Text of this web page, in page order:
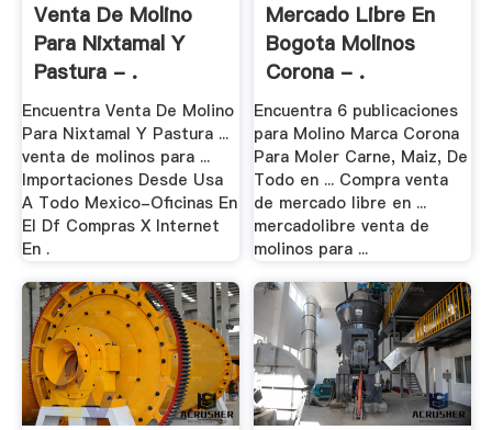
Venta De Molino
Para Nixtamal Y
Pastura - .
Encuentra Venta De Molino
Para Nixtamal Y Pastura ...
venta de molinos para ...
Importaciones Desde Usa
A Todo Mexico-Oficinas En
El Df Compras X Internet
En .
Mercado Libre En
Bogota Molinos
Corona - .
Encuentra 6 publicaciones
para Molino Marca Corona
Para Moler Carne, Maiz, De
Todo en ... Compra venta
de mercado libre en ...
mercadolibre venta de
molinos para ...